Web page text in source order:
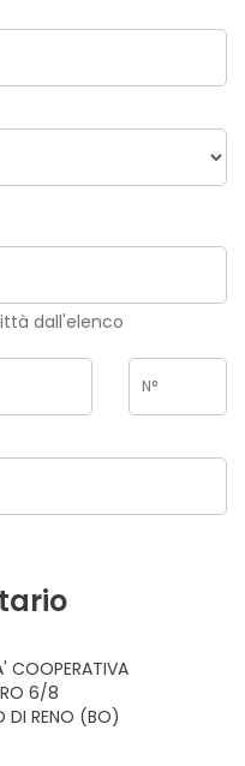
dall'elenco
COOPERATIVA
6/8
DI RENO (BO)